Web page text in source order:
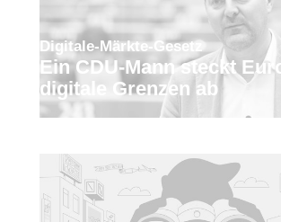
Digitale-Märkte-Gesetz
Ein CDU-Mann steckt
digitale Grenzen ab